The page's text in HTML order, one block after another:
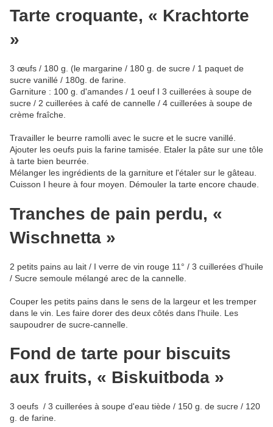
Tarte croquante, « Krachtorte
»
3 œufs / 180 g. (le margarine / 180 g. de sucre / 1 paquet de
sucre vanillé / 180g. de farine.
Garniture : 100 g. d'amandes / 1 oeuf I 3 cuillerées à soupe de
sucre / 2 cuillerées à café de cannelle / 4 cuillerées à soupe de
crème fraîche.
Travailler le beurre ramolli avec le sucre et le sucre vanillé.
Ajouter les oeufs puis la farine tamisée. Etaler la pâte sur une tôle
à tarte bien beurrée.
Mélanger les ingrédients de la garniture et l'étaler sur le gâteau.
Cuisson I heure à four moyen. Démouler la tarte encore chaude.
Tranches de pain perdu, «
Wischnetta »
2 petits pains au lait / I verre de vin rouge 11° / 3 cuillerées d'huile
/ Sucre semoule mélangé arec de la cannelle.
Couper les petits pains dans le sens de la largeur et les tremper
dans le vin. Les faire dorer des deux côtés dans l'huile. Les
saupoudrer de sucre-cannelle.
Fond de tarte pour biscuits
aux fruits, « Biskuitboda »
3 oeufs / 3 cuillerées à soupe d'eau tiède / 150 g. de sucre / 120
g. de farine.